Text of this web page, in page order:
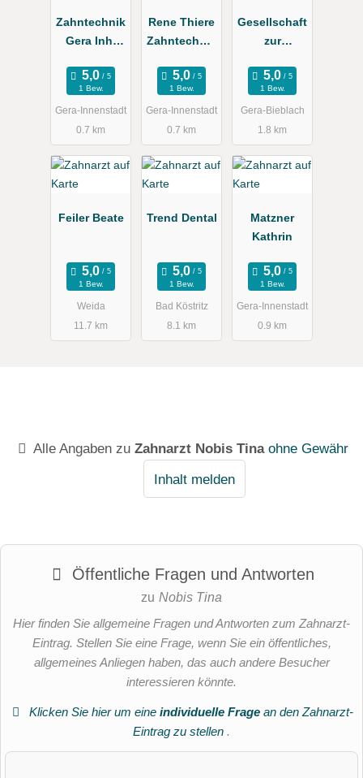
Zahntechnik
Gera Inh.
1 Bew.
Gera-Innenstadt
0.7 km
Rene Thiere
Zahntechnik
1 Bew.
Gera-Innenstadt
0.7 km
Gesellschaft
zur
ung
medizinisch
er
Einrichtunge
n mbH
1 Bew.
Gera-Bieblach
1.8 km
Feiler Beate
1 Bew.
Weida
11.7 km
Trend Dental
1 Bew.
Bad Köstritz
8.1 km
Matzner
Kathrin
1 Bew.
Gera-Innenstadt
0.9 km
Alle Angaben zuZahnarzt Nobis Tina ohne Gewähr
Inhalt melden
Öffentliche Fragen und Antworten
zu Nobis Tina
Hier finden Sie allgemeine Fragen und Antworten zum Zahnarzt-
Eintrag. Stellen Sie eine Frage, wenn Sie ein öffentliches,
allgemeines Anliegen haben, das auch andere Besucher
interessieren könnte.
Klicken Sie hier um eine individuelle Fragean den Zahnarzt-
Eintrag zu stellen .